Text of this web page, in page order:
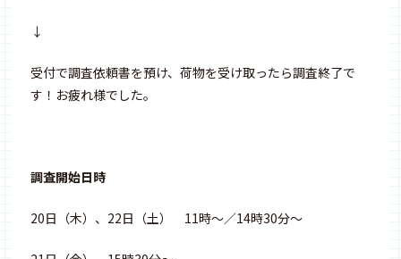
↓
受付で調査依頼書を預け、荷物を受け取ったら調査終了で
す！お疲れ様でした。
調査開始日時
20日（木）、22日（土） 11時～／14時30分～